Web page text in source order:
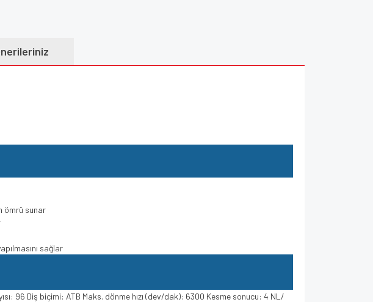
ömrü sunar
sağlar
96 Diş biçimi: ATB Maks. dönme hızı (dev/dak): 6300 Kesme sonucu: 4 NL/